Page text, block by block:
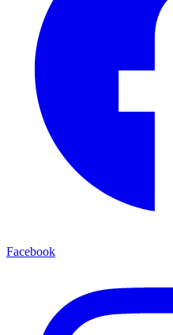
Facebook